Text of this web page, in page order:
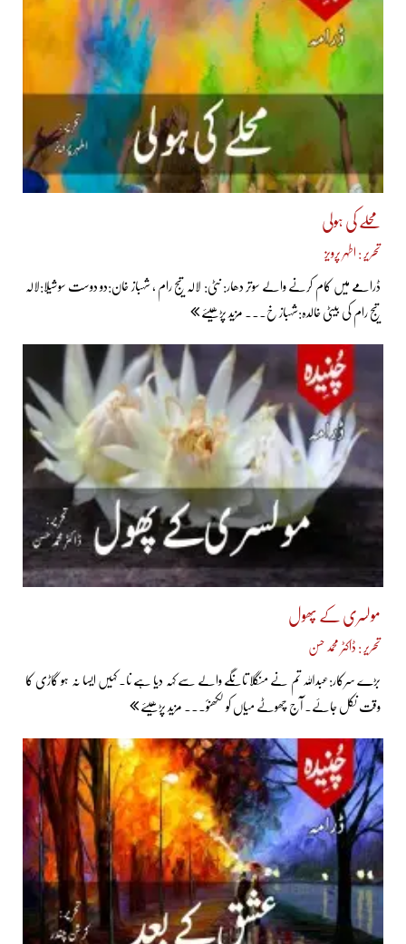
محلے کی ہولی
تحریر : اطہر پرویز
ڈرامے میں کام کرنے والے سوتر دھار: نٹی: لالہ تیج رام ، شہباز خان:دو دوست سوشیلا:لالہ
تیج رام کی بیٹی خالدہ:شہباز خ... مزید پڑھیئے
مولسری کے پھول
تحریر : ڈاکٹر محمد حسن
بڑے سرکار:عبداللہ تم نے منگلا تانگے والے سے کہہ دیا ہے نا۔ کہیں ایسا نہ ہو گاڑی کا
وقت نکل جائے۔ آج چھوٹے میاں کو لکھنؤ... مزید پڑھیئے